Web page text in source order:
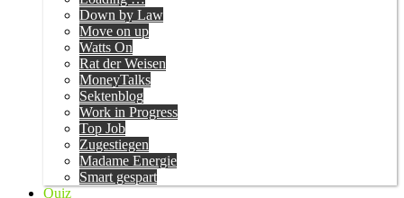
Down by Law
Move on up
Watts On
Rat der Weisen
MoneyTalks
Sektenblog
Work in Progress
Top Job
Zugestiegen
Madame Energie
Smart gespart
Quiz